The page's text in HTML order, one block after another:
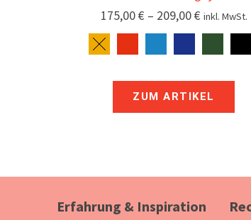
175,00€– 209,00€ inkl. MwSt.
ZUM ARTIKEL
Erfahrung & Inspiration